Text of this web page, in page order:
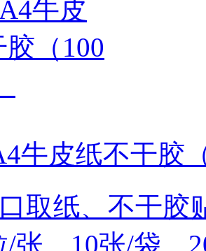
牛皮纸不干胶